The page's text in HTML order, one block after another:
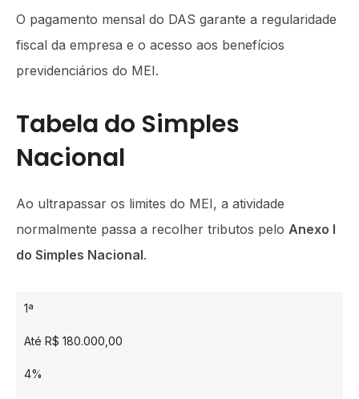
O pagamento mensal do DAS garante a regularidade
fiscal da empresa e o acesso aos benefícios
previdenciários do MEI.
Tabela do Simples
Nacional
Ao ultrapassar os limites do MEI, a atividade
normalmente passa a recolher tributos pelo Anexo I
do Simples Nacional.
1ª
Até R$ 180.000,00
4%